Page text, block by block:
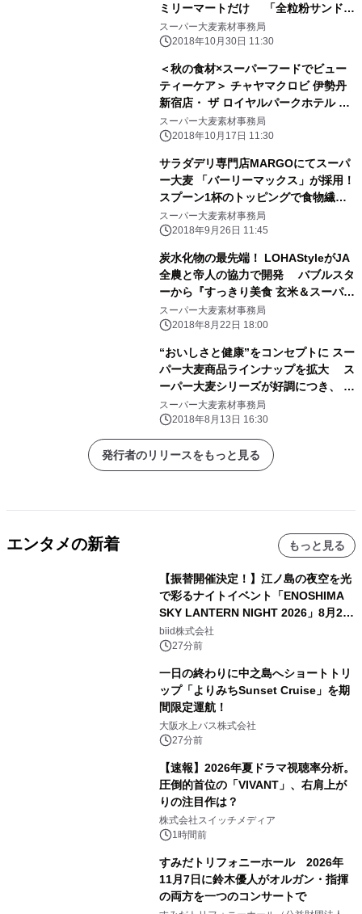
ミリーマートだけ 「全粒粉サンド
ローストチキンと野菜ミックス」が新
登場 ～おむすびに次ぐラインナップ
スーパー大麦素材事務局
2018年10月30日 11:30
＜秋の食材×スーパーフードでビュー
ティーケア＞ チャヤマクロビ 伊勢丹
新宿店・ ザ ロイヤルパークホテル 東
京汐留店にて スーパー大麦「バーリー
マックス」が 季節限定メニューとして
スーパー大麦素材事務局
2018年10月17日 11:30
サラダデリ専門店MARGOにてスーパ
ー大麦 「バーリーマックス」が採用！
スプーン1杯のトッピングで食物繊維
リッチなサラダを実現！ 9月1日(土)か
ら小田急百貨店 新宿店にてテスト販売
スーパー大麦素材事務局
2018年9月26日 11:45
炭水化物の最先端！ LOHAStyleがJA
全農と帝人の協力で開発 バブルスタ
ーから『すっきり美食 玄米＆スーパー
大麦』が 8/21より発売！ ～食物繊
維リッチなスーパー大麦・もち麦・玄
スーパー大麦素材事務局
2018年8月22日 18:00
“おいしさと健康”をコンセプトに スー
パー大麦商品ラインナップを拡大 ス
ーパー大麦シリーズが好調につき、 新
アイテムとしてお寿司が追加『いなり
寿司(鶏そぼろ)』が誕生 ～お弁当第3
弾『梅しらすごはん(スーパー大麦入
り)』も新発売～
スーパー大麦素材事務局
2018年8月13日 16:30
発行者のリリースをもっと見る
エンタメの新着 もっと見る
【振替開催決定！】江ノ島の夜空を光
で彩るナイトイベント「ENOSHIMA
SKY LANTERN NIGHT 2026」8月22
日(土)振替開催＆受付スタート！
biid株式会社
27分前
一日の終わりに中之島へショートトリ
ップ「よりみちSunset Cruise」を期
間限定運航！
大阪水上バス株式会社
27分前
【速報】2026年夏ドラマ視聴率分析。
圧倒的首位の「VIVANT」、右肩上が
りの注目作は？
株式会社スイッチメディア
1時間前
すみだトリフォニーホール 2026年
11月7日に鈴木優人がオルガン・指揮
の両方を一つのコンサートで